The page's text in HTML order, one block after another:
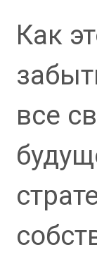
Как
все